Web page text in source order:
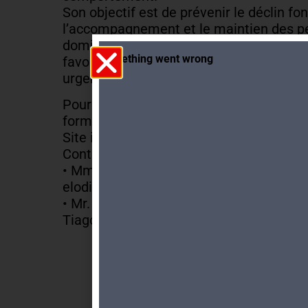
Son objectif est de prévenir le déclin
l’accompagnement et le maintien des
domicile, de
favoriser les interactions sociales et
urgences non vitales dans la
Pour de plus amples informations et
formations
Site internet : https://www.caremens.ch/
Contacts :
• Mme Elodie Perruchoud, +41 58 606 86
elodie.perruchoud@hevs.ch
• Mr. Tiago Ferreira De Sousa, +41 79
Tiago.Ferreira‐De‐Sousa@chuv.ch